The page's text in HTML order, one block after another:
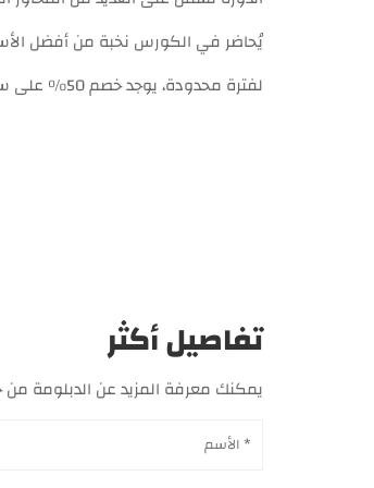
يُحاضر في الكورس نخبة من أفضل
لفترة محدودة، يوجد خصم 50% على سعر الدبلومة، أيضا يمكنك تقسيط الرسوم على أكثر من دفعة.
تفاصيل أكثر
يمكنك معرفة المزيد عن الدبلومة من خلال التواصل مع خدمة العملاء عبر